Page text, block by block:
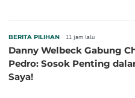
BERITA PILIHAN 11 jam lalu
Danny Welbeck Gabung
Pedro: Sosok Penting
Saya!